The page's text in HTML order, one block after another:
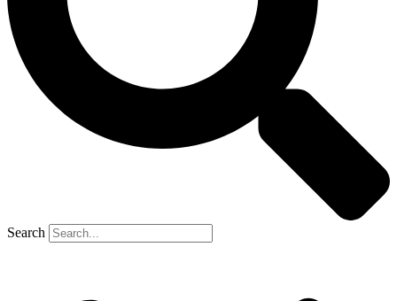
Search